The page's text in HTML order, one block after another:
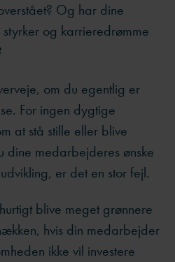
Og har dine
og karrieredrømme
om du egentlig er
For ingen dygtige
at stå stille eller blive
dine medarbejderes ønske
er det en stor fejl.
blive meget grønnere
hvis din medarbejder
ikke vil investere